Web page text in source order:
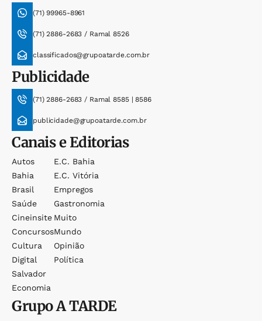
(71) 99965-8961
(71) 2886-2683 / Ramal 8526
classificados@grupoatarde.com.br
Publicidade
(71) 2886-2683 / Ramal 8585 | 8586
publicidade@grupoatarde.com.br
Canais e Editorias
Autos
Bahia
Brasil
Saúde
Cineinsite
Concursos
Cultura
Digital
Salvador
Economia
E.c. Bahia
E.c. Vitória
Empregos
Gastronomia
Muito
Mundo
Opinião
Política
GrupoA TARDE